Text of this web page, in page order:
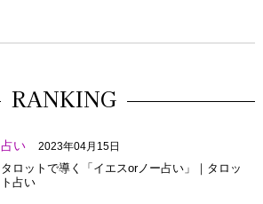
RANKING
占い 2023年04月15日
タロットで導く「イエスorノー占い」｜タロッ
ト占い